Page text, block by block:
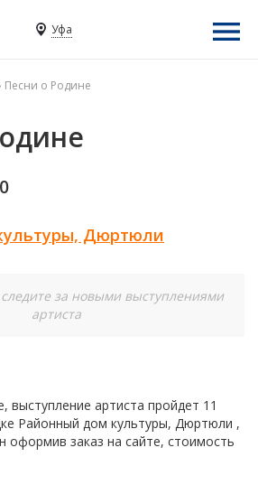
Уфа
Песни о Родине
Дюртюли
за новыми выступлениями
артиста
выступление артиста пройдет 11
Районный дом культуры, Дюртюли ,
оформив заказ на сайте, стоимость